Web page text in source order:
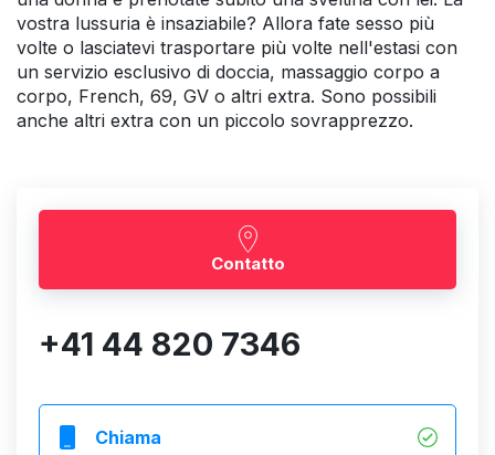
vostra lussuria è insaziabile? Allora fate sesso più
volte o lasciatevi trasportare più volte nell'estasi con
un servizio esclusivo di doccia, massaggio corpo a
corpo, French, 69, GV o altri extra. Sono possibili
anche altri extra con un piccolo sovrapprezzo.
Contatto
+41 44 820 7346
Chiama